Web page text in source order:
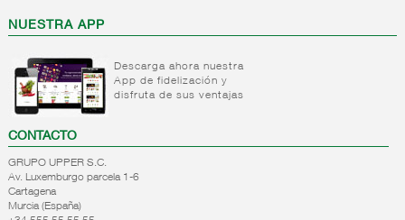
NUESTRA APP
Descarga ahora nuestra
App de fidelización y
disfruta de sus ventajas
CONTACTO
GRUPO UPPER S.C.
Av. Luxemburgo parcela 1-6
Cartagena
Murcia (España)